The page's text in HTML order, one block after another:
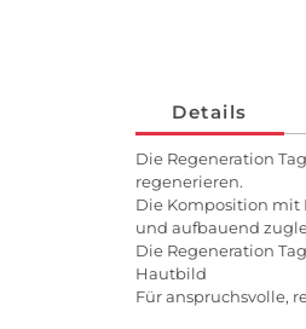
Details
Die Regeneration
regenerieren.
Die Komposition mit
und aufbauend
Die Regeneration
Hautbild
Für anspruchsvolle,